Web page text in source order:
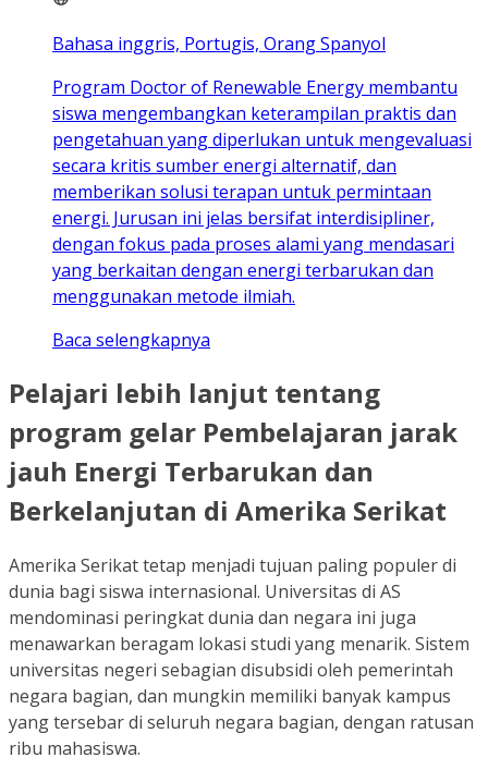
Bahasa inggris, Portugis, Orang Spanyol
Program Doctor of Renewable Energy membantu
siswa mengembangkan keterampilan praktis dan
pengetahuan yang diperlukan untuk mengevaluasi
secara kritis sumber energi alternatif, dan
memberikan solusi terapan untuk permintaan
energi. Jurusan ini jelas bersifat interdisipliner,
dengan fokus pada proses alami yang mendasari
yang berkaitan dengan energi terbarukan dan
menggunakan metode ilmiah.
Baca selengkapnya
Pelajari lebih lanjut tentang
program gelar Pembelajaran jarak
jauh Energi Terbarukan dan
Berkelanjutan di Amerika Serikat
Amerika Serikat tetap menjadi tujuan paling populer di
dunia bagi siswa internasional. Universitas di AS
mendominasi peringkat dunia dan negara ini juga
menawarkan beragam lokasi studi yang menarik. Sistem
universitas negeri sebagian disubsidi oleh pemerintah
negara bagian, dan mungkin memiliki banyak kampus
yang tersebar di seluruh negara bagian, dengan ratusan
ribu mahasiswa.